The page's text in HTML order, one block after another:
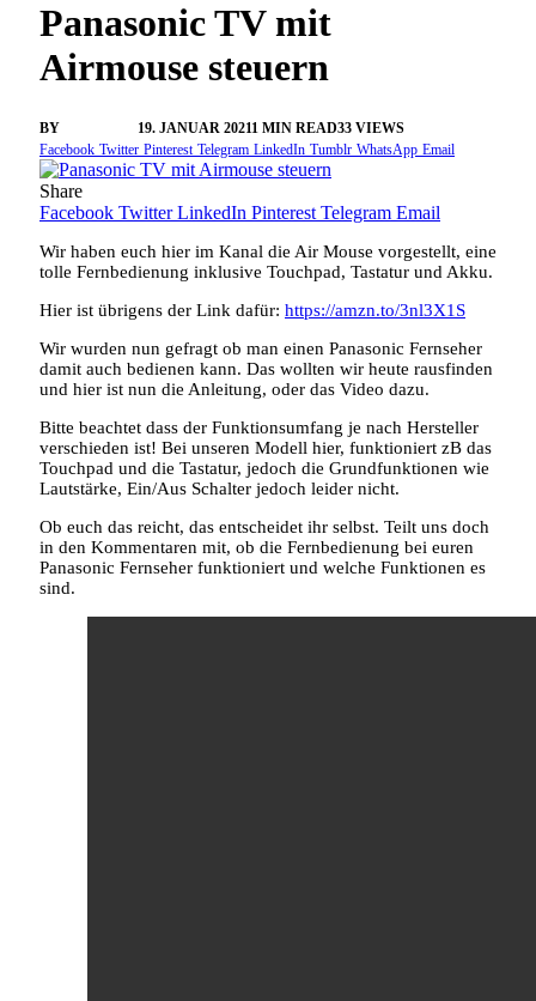
Panasonic TV mit
Airmouse steuern
BY 19. JANUAR 20211 MIN READ33 VIEWS
Facebook Twitter Pinterest Telegram LinkedIn Tumblr WhatsApp Email
Share
Facebook Twitter LinkedIn Pinterest Telegram Email
Wir haben euch hier im Kanal die Air Mouse vorgestellt, eine
tolle Fernbedienung inklusive Touchpad, Tastatur und Akku.
Hier ist übrigens der Link dafür: https://amzn.to/3nl3X1S
Wir wurden nun gefragt ob man einen Panasonic Fernseher
damit auch bedienen kann. Das wollten wir heute rausfinden
und hier ist nun die Anleitung, oder das Video dazu.
Bitte beachtet dass der Funktionsumfang je nach Hersteller
verschieden ist! Bei unseren Modell hier, funktioniert zB das
Touchpad und die Tastatur, jedoch die Grundfunktionen wie
Lautstärke, Ein/Aus Schalter jedoch leider nicht.
Ob euch das reicht, das entscheidet ihr selbst. Teilt uns doch
in den Kommentaren mit, ob die Fernbedienung bei euren
Panasonic Fernseher funktioniert und welche Funktionen es
sind.